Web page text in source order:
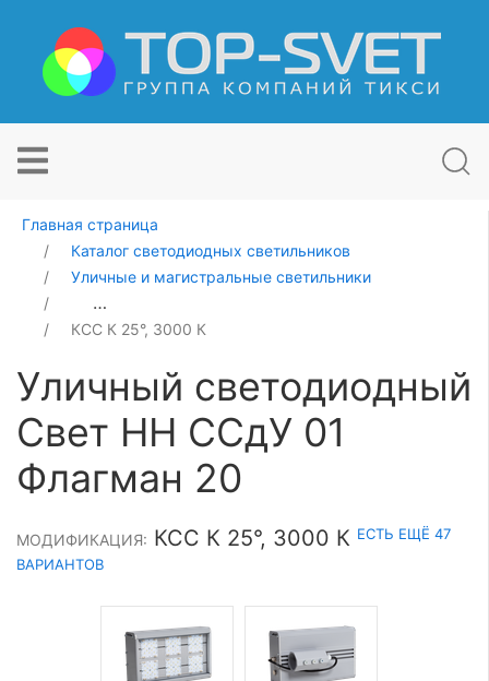
Главная страница
Каталог светодиодных светильников
Уличные и магистральные светильники
Уличный светодиодный Свет НН ССдУ 01 Флагман 20
КСС К 25°, 3000 К
Уличный светодиодный
Свет НН ССдУ 01
Флагман 20
МОДИФИКАЦИЯ: КСС К 25°, 3000 К ЕСТЬ ЕЩЁ 47
ВАРИАНТОВ